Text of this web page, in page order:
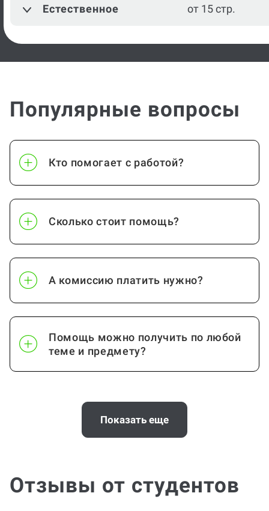
Естественное от 15 стр.
Популярные вопросы
Кто помогает с работой?
Сколько стоит помощь?
А комиссию платить нужно?
Помощь можно получить по любой
теме и предмету?
Почему выгодно заказать
консультацию по проектной работе
на Work5?
Помощь с услугой Проектная работа
Показать еще
Отзывы от студентов